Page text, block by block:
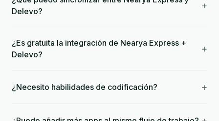
Delevo?
+
¿Es gratuita la integración de Nearya Express +
Delevo?
+
¿Necesito habilidades de codificación? +